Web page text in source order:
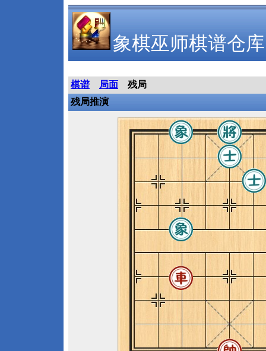
象棋巫师棋谱仓库
棋谱 局面
残局
残局推演